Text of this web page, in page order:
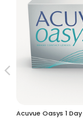
Acuvue Oasys 1